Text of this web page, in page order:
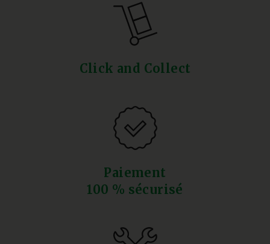
Click and Collect
Paiement
100 % sécurisé